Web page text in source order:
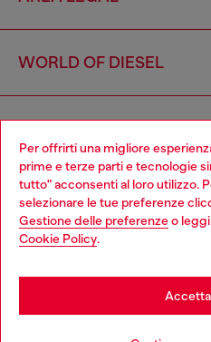
Per offrirti una migliore
prime e terze parti e tecnologie
tutto" acconsenti al loro utilizzo.
selezionare le tue preferenze
Gestione delle preferenzeo
Cookie Policy.
WORLD OF DIESEL
Country: IT
Choose your location
You are currently browsing Italia
be based in United States